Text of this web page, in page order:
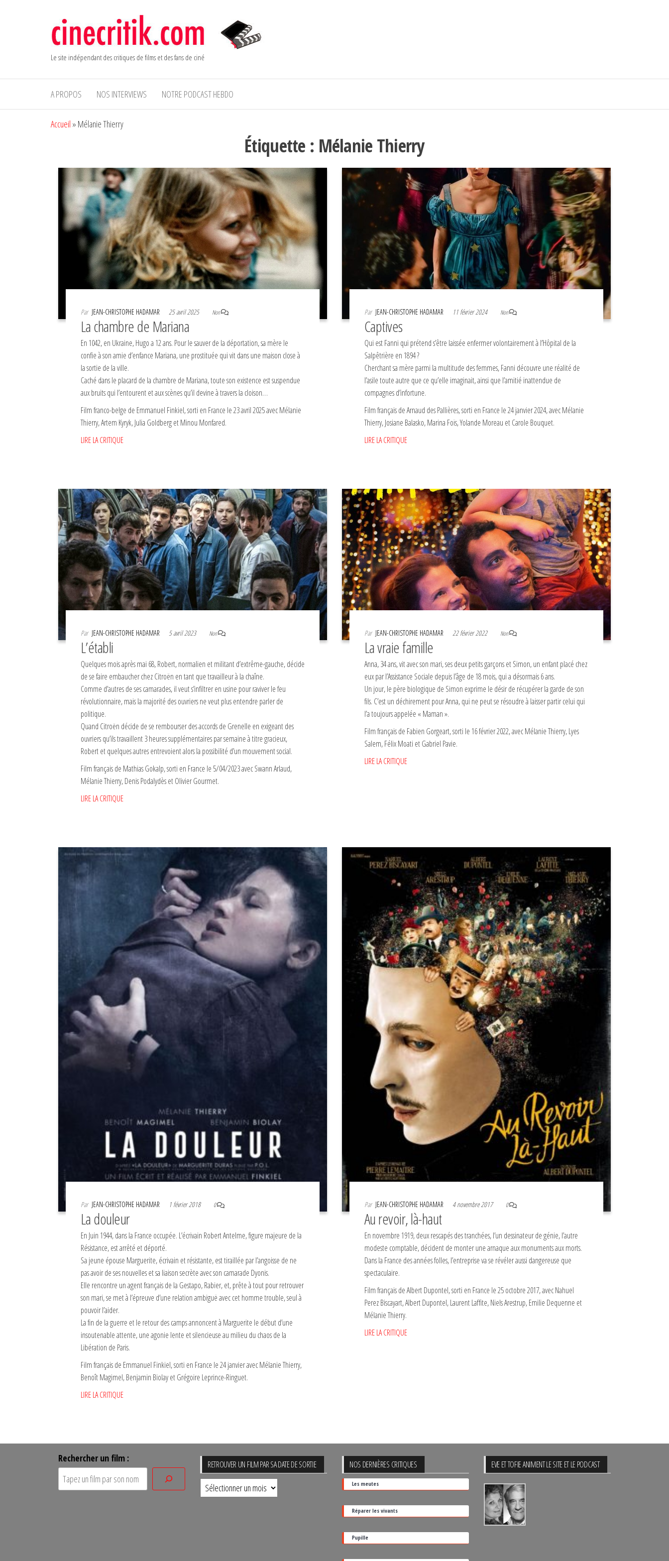
Le site indépendant des critiques de films et des fans de ciné
A PROPOS NOS INTERVIEWS NOTRE PODCAST HEBDO
Accueil » Mélanie Thierry
Étiquette : Mélanie Thierry
Par JEAN-CHRISTOPHE HADAMAR 25 avril 2025 Non
La chambre de Mariana
En 1042, en Ukraine, Hugo a 12 ans. Pour le sauver de la déportation, sa mère le
confie à son amie d’enfance Mariana, une prostituée qui vit dans une maison close à
la sortie de la ville.
Caché dans le placard de la chambre de Mariana, toute son existence est suspendue
aux bruits qui l’entourent et aux scènes qu’il devine à travers la cloison…
Film franco-belge de Emmanuel Finkiel, sorti en France le 23 avril 2025 avec Mélanie
Thierry, Artem Kyryk, Julia Goldberg et Minou Monfared.
LIRE LA CRITIQUE
Par JEAN-CHRISTOPHE HADAMAR 11 février 2024 Non
Captives
Qui est Fanni qui prétend s’être laissée enfermer volontairement à l’Hôpital de la
Salpêtrière en 1894 ?
Cherchant sa mère parmi la multitude des femmes, Fanni découvre une réalité de
l’asile toute autre que ce qu’elle imaginait, ainsi que l’amitié inattendue de
compagnes d’infortune.
Film français de Arnaud des Pallières, sorti en France le 24 janvier 2024, avec Mélanie
Thierry, Josiane Balasko, Marina Foïs, Yolande Moreau et Carole Bouquet.
LIRE LA CRITIQUE
Par JEAN-CHRISTOPHE HADAMAR 5 avril 2023 Non
L’établi
Quelques mois après mai 68, Robert, normalien et militant d’extrême-gauche, décide
de se faire embaucher chez Citroën en tant que travailleur à la chaîne.
Comme d’autres de ses camarades, il veut s’infiltrer en usine pour raviver le feu
révolutionnaire, mais la majorité des ouvriers ne veut plus entendre parler de
politique.
Quand Citroën décide de se rembourser des accords de Grenelle en exigeant des
ouvriers qu’ils travaillent 3 heures supplémentaires par semaine à titre gracieux,
Robert et quelques autres entrevoient alors la possibilité d’un mouvement social.
Film français de Mathias Gokalp, sorti en France le 5/04/2023 avec Swann Arlaud,
Mélanie Thierry, Denis Podalydès et Olivier Gourmet.
LIRE LA CRITIQUE
Par JEAN-CHRISTOPHE HADAMAR 22 février 2022 Non
La vraie famille
Anna, 34 ans, vit avec son mari, ses deux petits garçons et Simon, un enfant placé chez
eux par l’Assistance Sociale depuis l’âge de 18 mois, qui a désormais 6 ans.
Un jour, le père biologique de Simon exprime le désir de récupérer la garde de son
fils. C’est un déchirement pour Anna, qui ne peut se résoudre à laisser partir celui qui
l’a toujours appelée « Maman ».
Film français de Fabien Gorgeart, sorti le 16 février 2022, avec Mélanie Thierry, Lyes
Salem, Félix Moati et Gabriel Pavie.
LIRE LA CRITIQUE
Par JEAN-CHRISTOPHE HADAMAR 1 février 2018 0
La douleur
En Juin 1944, dans la France occupée. L’écrivain Robert Antelme, figure majeure de la
Résistance, est arrêté et déporté.
Sa jeune épouse Marguerite, écrivain et résistante, est tiraillée par l’angoisse de ne
pas avoir de ses nouvelles et sa liaison secrète avec son camarade Dyonis.
Elle rencontre un agent français de la Gestapo, Rabier, et, prête à tout pour retrouver
son mari, se met à l’épreuve d’une relation ambiguë avec cet homme trouble, seul à
pouvoir l’aider.
La fin de la guerre et le retour des camps annoncent à Marguerite le début d’une
insoutenable attente, une agonie lente et silencieuse au milieu du chaos de la
Libération de Paris.
Film français de Emmanuel Finkiel, sorti en France le 24 janvier avec Mélanie Thierry,
Benoît Magimel, Benjamin Biolay et Grégoire Leprince-Ringuet.
LIRE LA CRITIQUE
Par JEAN-CHRISTOPHE HADAMAR 4 novembre 2017 0
Au revoir, là-haut
En novembre 1919, deux rescapés des tranchées, l’un dessinateur de génie, l’autre
modeste comptable, décident de monter une arnaque aux monuments aux morts.
Dans la France des années folles, l’entreprise va se révéler aussi dangereuse que
spectaculaire.
Film français de Albert Dupontel, sorti en France le 25 octobre 2017, avec Nahuel
Perez Biscayart, Albert Dupontel, Laurent Laffite, Niels Arestrup, Emilie Dequenne et
Mélanie Thierry.
LIRE LA CRITIQUE
Rechercher un film :
RETROUVER UN FILM PAR SA DATE DE SORTIE
Retrouver
un
NOS DERNIÈRES CRITIQUES
Les meutes
Réparer les vivants
Pupille
EVE ET TOFIE ANIMENT LE SITE ET LE PODCAST